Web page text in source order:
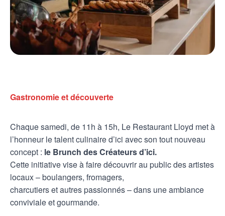
Gastronomie et découverte
Chaque samedi, de 11h à 15h, Le Restaurant Lloyd met à
l’honneur le talent culinaire d’ici avec son tout nouveau
concept : le Brunch des Créateurs d’ici.
Cette initiative vise à faire découvrir au public des artistes
locaux – boulangers, fromagers,
charcutiers et autres passionnés – dans une ambiance
conviviale et gourmande.